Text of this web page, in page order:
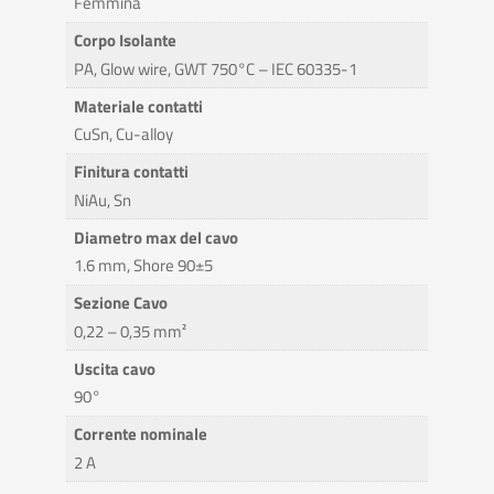
Corpo Isolante
PA, Glow wire, GWT 750°C – IEC 60335-1
Materiale contatti
CuSn, Cu-alloy
Finitura contatti
NiAu, Sn
Diametro max del cavo
1.6 mm, Shore 90±5
Sezione Cavo
0,22 – 0,35 mm²
Uscita cavo
90°
Corrente nominale
2 A